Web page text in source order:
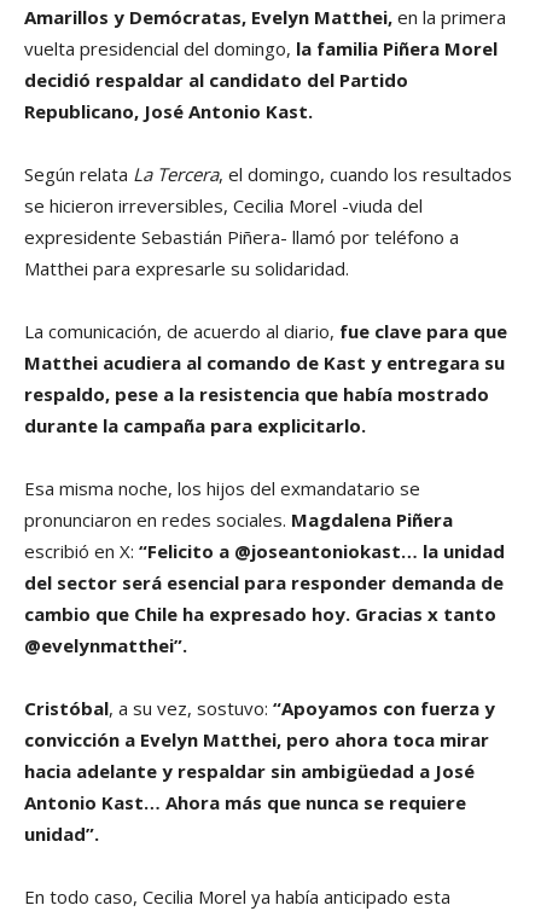
Amarillos y Demócratas, Evelyn Matthei, en la primera
vuelta presidencial del domingo, la familia Piñera Morel
decidió respaldar al candidato del Partido
Republicano, José Antonio Kast.
Según relata La Tercera, el domingo, cuando los resultados
se hicieron irreversibles, Cecilia Morel -viuda del
expresidente Sebastián Piñera- llamó por teléfono a
Matthei para expresarle su solidaridad.
La comunicación, de acuerdo al diario, fue clave para que
Matthei acudiera al comando de Kast y entregara su
respaldo, pese a la resistencia que había mostrado
durante la campaña para explicitarlo.
Esa misma noche, los hijos del exmandatario se
pronunciaron en redes sociales. Magdalena Piñera
escribió en X: “Felicito a @joseantoniokast… la unidad
del sector será esencial para responder demanda de
cambio que Chile ha expresado hoy. Gracias x tanto
@evelynmatthei”.
Cristóbal, a su vez, sostuvo: “Apoyamos con fuerza y
convicción a Evelyn Matthei, pero ahora toca mirar
hacia adelante y respaldar sin ambigüedad a José
Antonio Kast… Ahora más que nunca se requiere
unidad”.
En todo caso, Cecilia Morel ya había anticipado esta